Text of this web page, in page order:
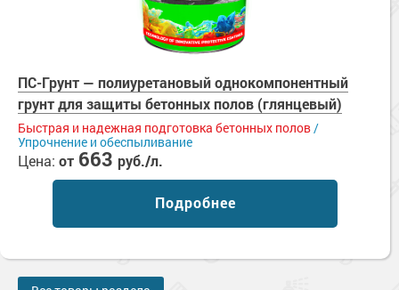
ПС-Грунт — полиуретановый однокомпонентный
грунт для защиты бетонных полов (глянцевый)
Быстрая и надежная подготовка бетонных полов/
Упрочнение и обеспыливание
Цена: от 663 руб./л.
Подробнее